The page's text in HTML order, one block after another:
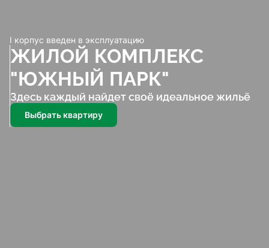
I корпус введен в эксплуатацию
ЖИЛОЙ КОМПЛЕКС
"ЮЖНЫЙ ПАРК"
Здесь каждый найдет своё идеальное жильё
Выбрать квартиру